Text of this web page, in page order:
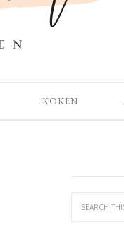
KOKEN